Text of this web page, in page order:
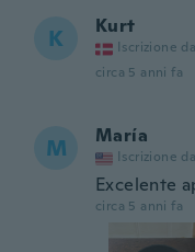
K Kurt
Iscrizione
circa 5 anni fa
M María
Iscrizione
Excelente
circa 5 anni fa